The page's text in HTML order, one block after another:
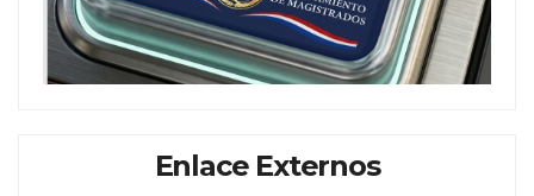
Enlace Externos